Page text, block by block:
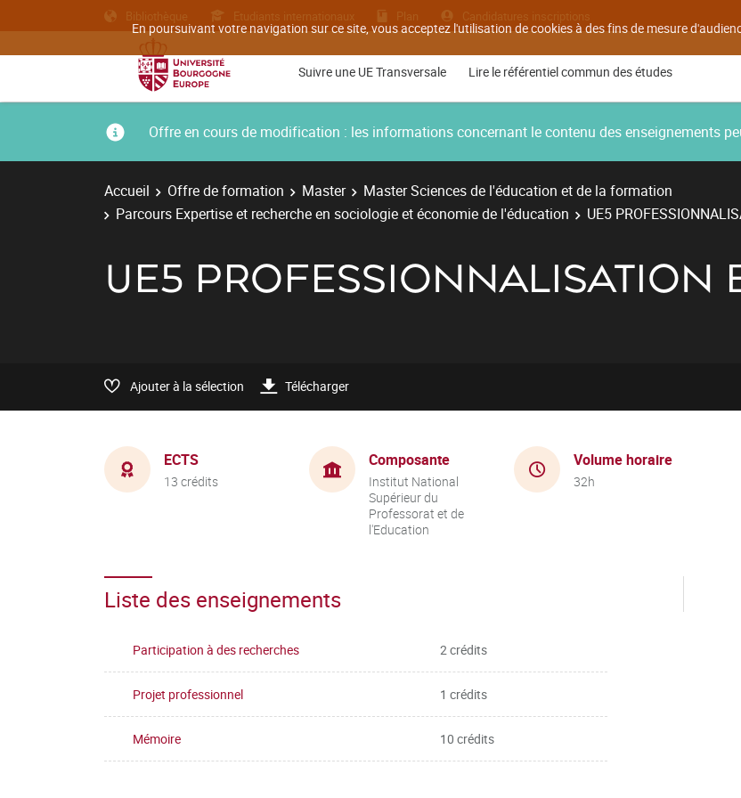
En poursuivant votre navigation sur ce site, vous acceptez l'utilisation de cookies à des fins de mesure
Bibliothèque Etudiants internationaux Plan Candidatures inscriptions
Suivre une UE Transversale Lire le référentiel commun des études
Offre en cours de modification : les informations concernant le contenu des enseignements
Accueil Offre de formation Master
Master Sciences de l'éducation et de la formation
Parcours Expertise et recherche en sociologie et économie de l'éducation
UE5
UE5 PROFESSIONNALISATION
Ajouter à la sélection Télécharger
ECTS
13 crédits
Composante
Institut National
Supérieur du
Professorat et de
l'Education
Volume horaire
32h
Liste des enseignements
Participation à des recherches 2 crédits
Projet professionnel 1 crédits
Mémoire 10 crédits